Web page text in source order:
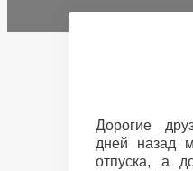
Дорогие
дней назад
отпуска, а